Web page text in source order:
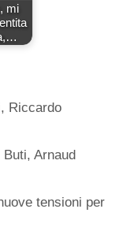
mi
, Riccardo
Arnaud
tensioni per